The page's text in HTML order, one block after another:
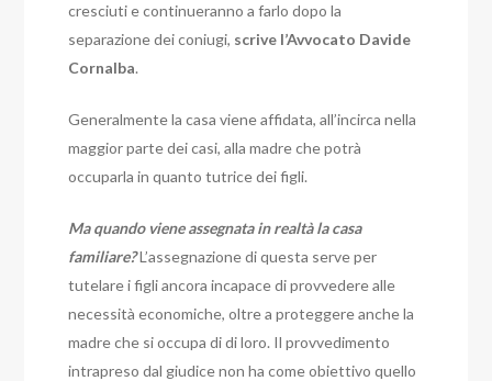
cresciuti e continueranno a farlo dopo la
separazione dei coniugi, scrive l’Avvocato Davide
Cornalba.
Generalmente la casa viene affidata, all’incirca nella
maggior parte dei casi, alla madre che potrà
occuparla in quanto tutrice dei figli.
Ma quando viene assegnata in realtà la casa
familiare?L’assegnazione di questa serve per
tutelare i figli ancora incapace di provvedere alle
necessità economiche, oltre a proteggere anche la
madre che si occupa di di loro. Il provvedimento
intrapreso dal giudice non ha come obiettivo quello